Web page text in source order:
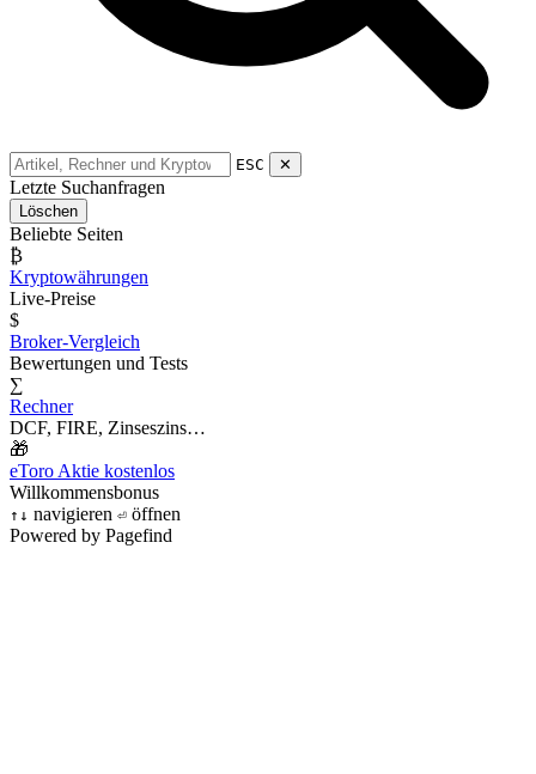
ESC ✕
Letzte Suchanfragen
Löschen
Beliebte Seiten
₿
Kryptowährungen
Live-Preise
$
Broker-Vergleich
Bewertungen und Tests
∑
Rechner
DCF, FIRE, Zinseszins…
🎁
eToro Aktie kostenlos
Willkommensbonus
↑ ↓ navigieren ⏎ öffnen
Powered by Pagefind